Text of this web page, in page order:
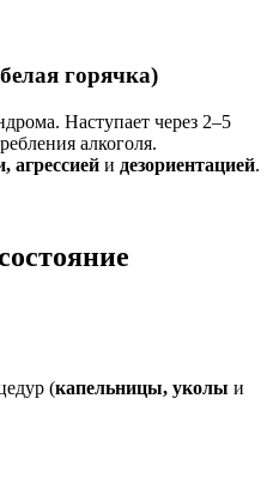
горячка)
Наступает через 2–5
алкоголя.
агрессией и дезориентацией.
(капельницы, уколы и